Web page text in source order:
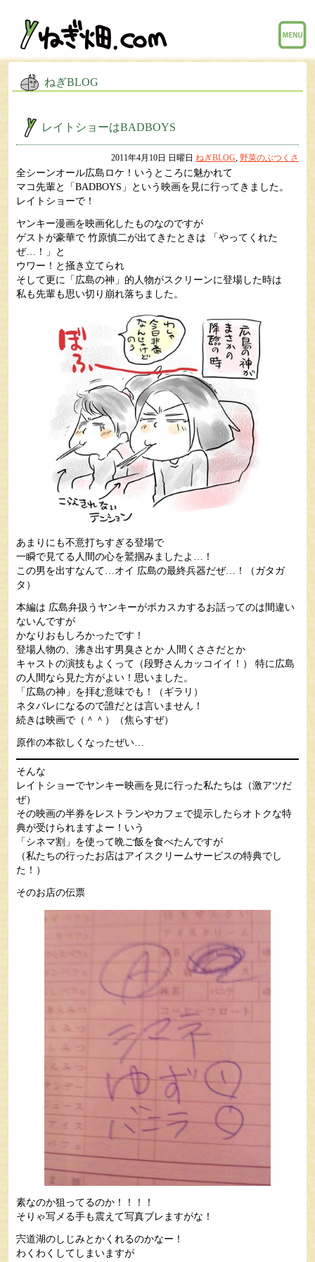
menu
ねぎBLOG
レイトショーはBADBOYS
2011年4月10日 日曜日 ねぎBLOG, 野菜のぶつくさ
全シーンオール広島ロケ！いうところに魅かれて
マコ先輩と「BADBOYS」という映画を見に行ってきました。
レイトショーで！
ヤンキー漫画を映画化したものなのですが
ゲストが豪華で 竹原慎二が出てきたときは 「やってくれた
ぜ…！」と
ウワー！と掻き立てられ
そして更に「広島の神」的人物がスクリーンに登場した時は
私も先輩も思い切り崩れ落ちました。
あまりにも不意打ちすぎる登場で
一瞬で見てる人間の心を鷲掴みましたよ…！
この男を出すなんて…オイ 広島の最終兵器だぜ…！（ガタガ
タ）
本編は 広島弁扱うヤンキーがボカスカするお話ってのは間違い
ないんですが
かなりおもしろかったです！
登場人物の、沸き出す男臭さとか 人間くささだとか
キャストの演技もよくって（段野さんカッコイイ！） 特に広島
の人間なら見た方がよい！思いました。
「広島の神」を拝む意味でも！（ギラリ）
ネタバレになるので誰だとは言いません！
続きは映画で（＾＾）（焦らすぜ）
原作の本欲しくなったぜい…
そんな
レイトショーでヤンキー映画を見に行った私たちは（激アツだ
ぜ）
その映画の半券をレストランやカフェで提示したらオトクな特
典が受けられますよー！いう
「シネマ割」を使って晩ご飯を食べたんですが
（私たちの行ったお店はアイスクリームサービスの特典でし
た！）
そのお店の伝票
素なのか狙ってるのか！！！！
そりゃ写メる手も震えて写真ブレますがな！
宍道湖のしじみとかくれるのかなー！
わくわくしてしまいますが